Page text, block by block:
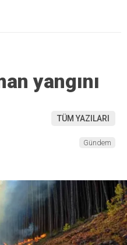
yangını
TÜM YAZILARI
Gündem